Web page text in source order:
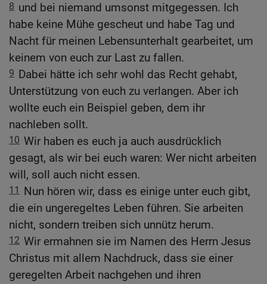
8 und bei niemand umsonst mitgegessen. Ich
habe keine Mühe gescheut und habe Tag und
Nacht für meinen Lebensunterhalt gearbeitet, um
keinem von euch zur Last zu fallen.
9 Dabei hätte ich sehr wohl das Recht gehabt,
Unterstützung von euch zu verlangen. Aber ich
wollte euch ein Beispiel geben, dem ihr
nachleben sollt.
10 Wir haben es euch ja auch ausdrücklich
gesagt, als wir bei euch waren: Wer nicht arbeiten
will, soll auch nicht essen.
11
Nun hören wir, dass es einige unter euch gibt,
die ein ungeregeltes Leben führen. Sie arbeiten
nicht, sondern treiben sich unnütz herum.
12 Wir ermahnen sie im Namen des Herrn Jesus
Christus mit allem Nachdruck, dass sie einer
geregelten Arbeit nachgehen und ihren